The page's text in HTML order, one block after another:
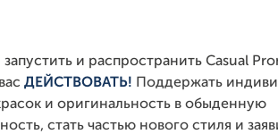
и распространить Casual
ДЕЙСТВОВАТЬ!
Поддержать
и оригинальность в обыденную
стать частью нового стиля и